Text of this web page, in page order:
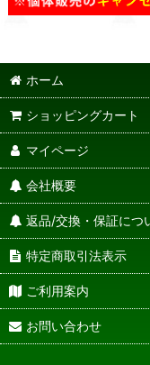
ホーム
ショッピングカート
マイページ
会社概要
返品/交換・保証につ
特定商取引法表示
ご利用案内
お問い合わせ